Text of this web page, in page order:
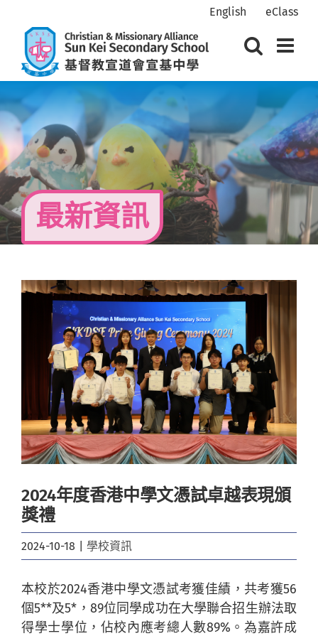
content
English eClass
最新資訊
View
Larger
2024年度香港中學文憑試卓越表現頒
獎禮
2024-10-18 學校資訊
本校於2024香港中學文憑試考獲佳績，共考獲56
個5**及5*，89位同學成功在大學聯合招生辦法取
得學士學位，佔校內應考總人數89%。為嘉許成